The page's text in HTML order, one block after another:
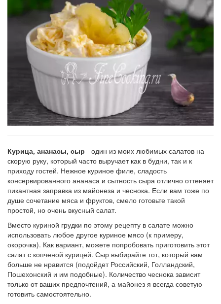
Курица, ананасы, сыр - один из моих любимых салатов на
скорую руку, который часто выручает как в будни, так и к
приходу гостей. Нежное куриное филе, сладость
консервированного ананаса и сытность сыра отлично оттеняет
пикантная заправка из майонеза и чеснока. Если вам тоже по
душе сочетание мяса и фруктов, смело готовьте такой
простой, но очень вкусный салат.
Вместо куриной грудки по этому рецепту в салате можно
использовать любое другое куриное мясо (к примеру,
окорочка). Как вариант, можете попробовать приготовить этот
салат с копченой курицей. Сыр выбирайте тот, который вам
больше не нравится (подойдет Российский, Голландский,
Пошехонский и им подобные). Количество чеснока зависит
только от ваших предпочтений, а майонез я всегда советую
готовить самостоятельно.